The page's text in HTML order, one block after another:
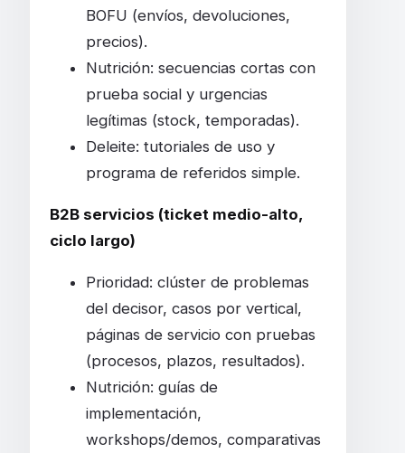
BOFU (envíos, devoluciones,
precios).
Nutrición: secuencias cortas con
prueba social y urgencias
legítimas (stock, temporadas).
Deleite: tutoriales de uso y
programa de referidos simple.
B2B servicios (ticket medio-alto,
ciclo largo)
Prioridad: clúster de problemas
del decisor, casos por vertical,
páginas de servicio con pruebas
(procesos, plazos, resultados).
Nutrición: guías de
implementación,
workshops/demos, comparativas